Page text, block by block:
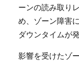
ーンの読み取り
め、ゾーン障害
ダウンタイムが
影響を受けたゾ